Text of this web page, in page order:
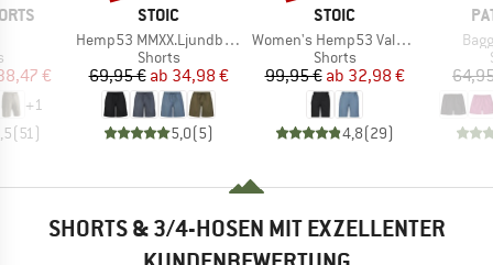
Preis
€
+1
(51 )
MARKE
STOIC
Artikel
Hemp53 MMXX.Ljundby Shorts
Produktgruppe
Shorts
Preis
69,95 € reduzierter Preis
ab 34,98 €
5,0(5)
MARKE
STOIC
Artikel
Women's Hemp53 ValenSt. Shorts
Produktgruppe
Shorts
Preis
99,95 € reduzierter Preis
ab 32,98 €
4,8(29)
SHORTS & 3/4-HOSEN MIT EXZELLENTER